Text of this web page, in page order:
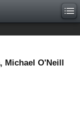
Michael O'Neill